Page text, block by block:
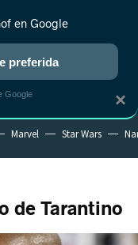
RANKINGS CINE
Marvel Star Wars
de Tarantino
×
en Google
preferida
Google